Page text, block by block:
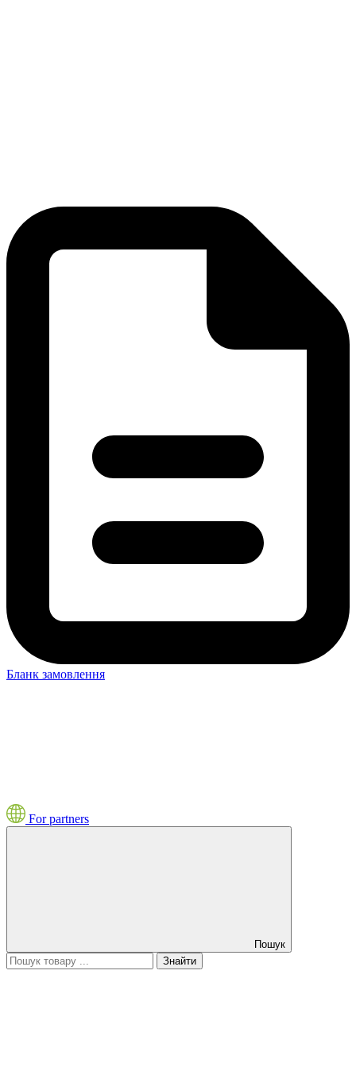
Бланк замовлення
For partners
Пошук
Знайти